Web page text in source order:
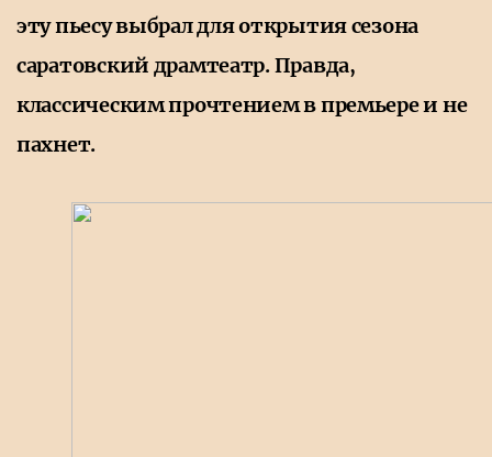
эту пьесу выбрал для открытия сезона
саратовский драмтеатр. Правда,
классическим прочтением в премьере и не
пахнет.